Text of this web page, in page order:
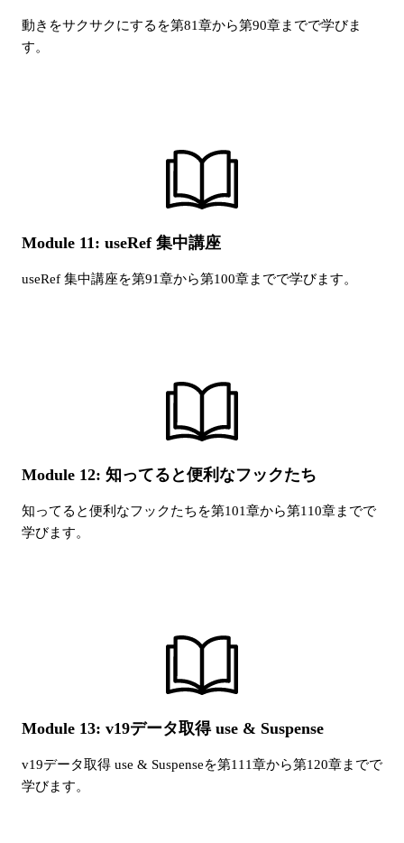
動きをサクサクにする を第81章から第90章までで学びま
す。
Module 11: useRef 集中講座
useRef 集中講座を第91章から第100章までで学びます。
Module 12: 知ってると便利なフックたち
知ってると便利なフックたち を第101章から第110章までで
学びます。
Module 13: v19データ取得 use & Suspense
v19データ取得 use & Suspenseを第111章から第120章までで
学びます。